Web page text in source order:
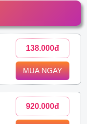
138.000đ
MUA NGAY
920.000đ